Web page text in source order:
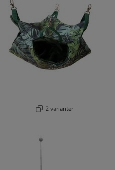
2 varianter